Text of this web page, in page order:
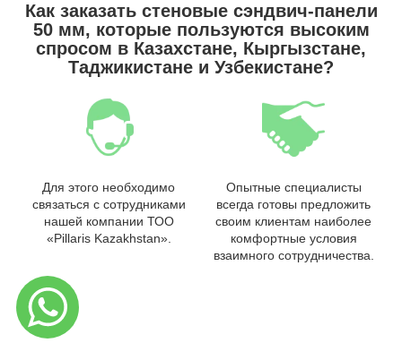
Как заказать стеновые сэндвич-панели
50 мм, которые пользуются высоким
спросом в Казахстане, Кыргызстане,
Таджикистане и Узбекистане?
Для этого необходимо
связаться с сотрудниками
нашей компании ТОО
«Pillaris Kazakhstan».
Опытные специалисты
всегда готовы предложить
своим клиентам наиболее
комфортные условия
взаимного сотрудничества.